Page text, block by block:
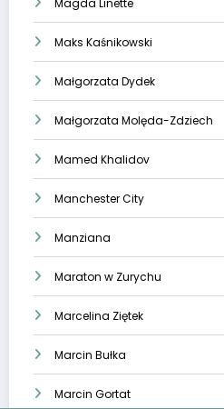
Magda Linette
Maks Kaśnikowski
Małgorzata Dydek
Małgorzata Molęda-Zdziech
Mamed Khalidov
Manchester City
Manziana
Maraton w Zurychu
Marcelina Ziętek
Marcin Bułka
Marcin Gortat